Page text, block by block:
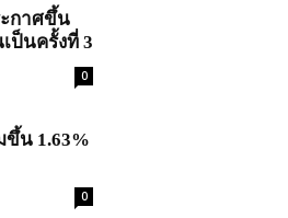
กาศขึ้น
ป็นครั้งที่ 3
0
ขึ้น 1.63%
0